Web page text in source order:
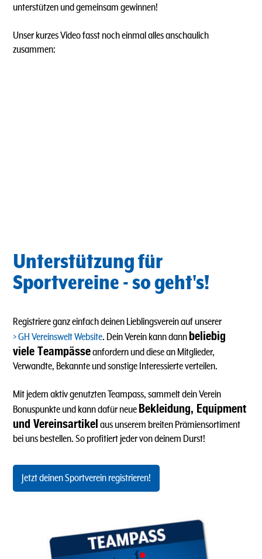
unterstützen und gemeinsam gewinnen!
Unser kurzes Video fasst noch einmal alles anschaulich
zusammen:
Unterstützung für
Sportvereine - so geht's!
Registriere ganz einfach deinen Lieblingsverein auf unserer
GH Vereinswelt Website. Dein Verein kann dann beliebig
viele Teampässeanfordern und diese an Mitglieder,
Verwandte, Bekannte und sonstige Interessierte verteilen.
Mit jedem aktiv genutzten Teampass, sammelt dein Verein
Bonuspunkte und kann dafür neue Bekleidung, Equipment
und Vereinsartikel aus unserem breiten Prämiensortiment
bei uns bestellen. So profitiert jeder von deinem Durst!
Jetzt deinen Sportverein registrieren!